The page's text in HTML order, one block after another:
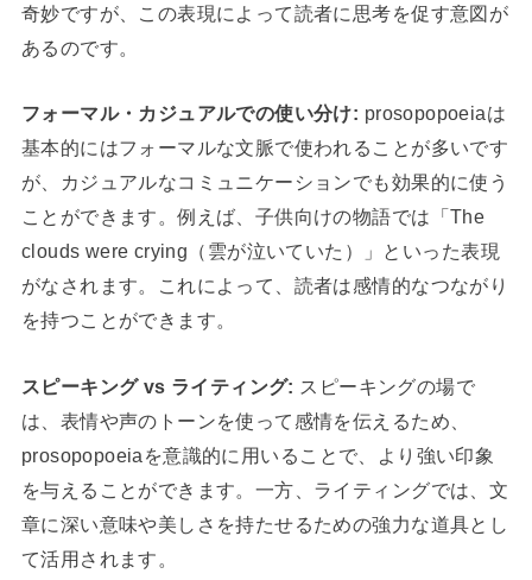
奇妙ですが、この表現によって読者に思考を促す意図が
あるのです。
フォーマル・カジュアルでの使い分け: prosopopoeiaは
基本的にはフォーマルな文脈で使われることが多いです
が、カジュアルなコミュニケーションでも効果的に使う
ことができます。例えば、子供向けの物語では「The
clouds were crying（雲が泣いていた）」といった表現
がなされます。これによって、読者は感情的なつながり
を持つことができます。
スピーキング vs ライティング: スピーキングの場で
は、表情や声のトーンを使って感情を伝えるため、
prosopopoeiaを意識的に用いることで、より強い印象
を与えることができます。一方、ライティングでは、文
章に深い意味や美しさを持たせるための強力な道具とし
て活用されます。